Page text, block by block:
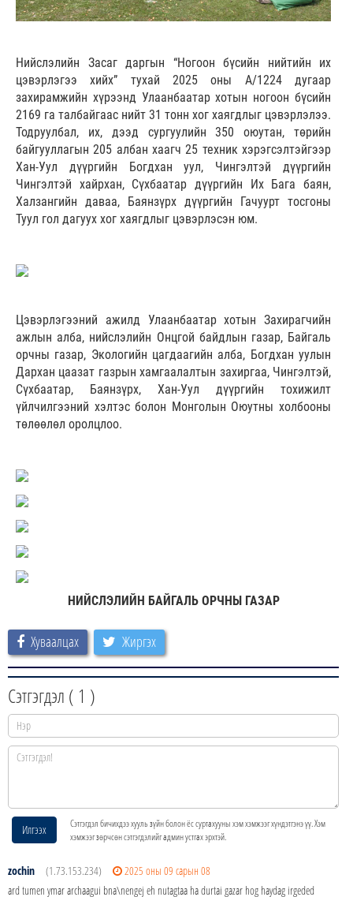
Нийслэлийн Засаг даргын “Ногоон бүсийн нийтийн их
цэвэрлэгээ хийх” тухай 2025 оны А/1224 дугаар
захирамжийн хүрээнд Улаанбаатар хотын ногоон бүсийн
2169 га талбайгаас нийт 31 тонн хог хаягдлыг цэвэрлэлээ.
Тодруулбал, их, дээд сургуулийн 350 оюутан, төрийн
байгууллагын 205 албан хаагч 25 техник хэрэгсэлтэйгээр
Хан-Уул дүүргийн Богдхан уул, Чингэлтэй дүүргийн
Чингэлтэй хайрхан, Сүхбаатар дүүргийн Их Бага баян,
Халзангийн даваа, Баянзүрх дүүргийн Гачуурт тосгоны
Туул гол дагуух хог хаягдлыг цэвэрлэсэн юм.
Цэвэрлэгээний ажилд Улаанбаатар хотын Захирагчийн
ажлын алба, нийслэлийн Онцгой байдлын газар, Байгаль
орчны газар, Экологийн цагдаагийн алба, Богдхан уулын
Дархан цаазат газрын хамгаалалтын захиргаа, Чингэлтэй,
Сүхбаатар, Баянзүрх, Хан-Уул дүүргийн тохижилт
үйлчилгээний хэлтэс болон Монголын Оюутны холбооны
төлөөлөл оролцлоо.
НИЙСЛЭЛИЙН БАЙГАЛЬ ОРЧНЫ ГАЗАР
Хуваалцах Жиргэх
Сэтгэгдэл ( 1 )
Илгээх
Сэтгэгдэл бичихдээ хууль зүйн болон ёс суртахууны хэм хэмжээг хүндэтгэнэ үү. Хэм
хэмжээг зөрчсөн сэтгэгдэлийг админ устгах эрхтэй.
zochin (1.73.153.234)
2025 оны 09 сарын 08
ard tumen ymar archaagui bna\nengej eh nutagtaa ha durtai gazar hog haydag irgeded